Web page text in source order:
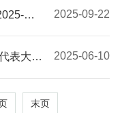
2025-09-22
表大
2025-06-10
末页